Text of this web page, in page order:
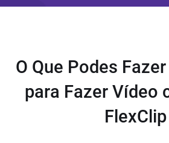
O Que Podes
para Fazer Vídeo
FlexClip